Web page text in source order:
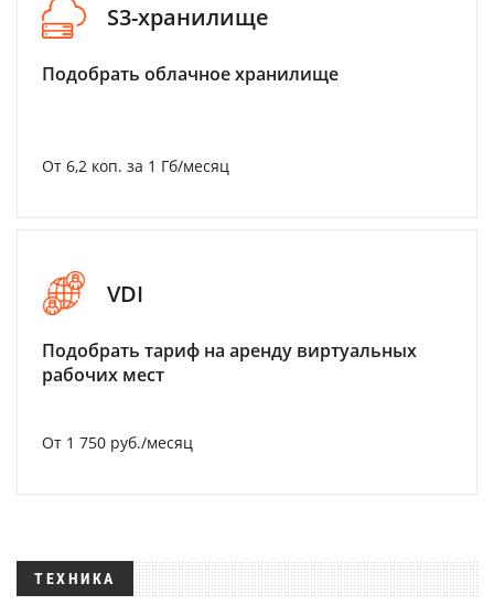
S3-хранилище
Подобрать облачное хранилище
От 6,2 коп. за 1 Гб/месяц
VDI
Подобрать тариф на аренду виртуальных
рабочих мест
От 1 750 руб./месяц
ТЕХНИКА